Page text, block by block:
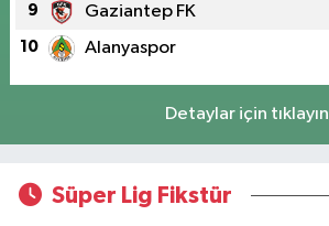
9 Gaziantep FK
10 Alanyaspor
Detaylar için tıklayın
Süper Lig Fikstür